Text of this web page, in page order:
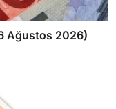
Ağustos 2026)